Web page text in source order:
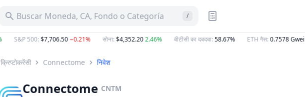
Buscar Moneda, CA, Fondo o Categoría /
S&P 500:$7,706.50−0.21% सोना:$4,352.202.46% बीटीसी का दबदबा:58.67% ETH गैस:0.7578Gwei
क्रिप्टोकरेंसी Connectome निवेश
Connectome CNTM